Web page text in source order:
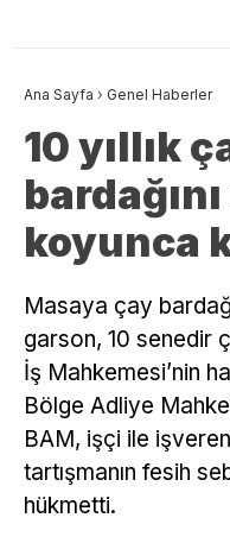
Ana Sayfa › Genel Haberler
10 yıllık
koyunca
Masaya çay
garson, 10 senedir
İş Mahkemesi’nin
Bölge Adliye
BAM, işçi ile
tartışmanın fesih
hükmetti.